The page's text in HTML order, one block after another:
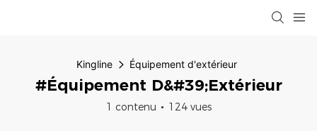
Kingline Équipement d'extérieur
#Équipement D&#39;extérieur
1 contenu 124 vues